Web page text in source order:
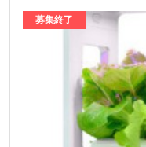
募集終了